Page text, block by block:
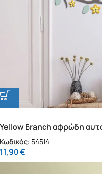
Yellow Branch αφρώδη
Κωδικός: 54514
11,90€